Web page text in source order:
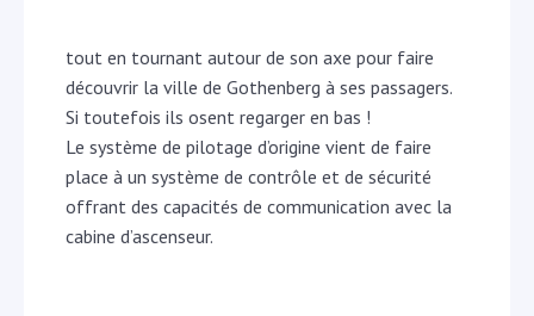
tout en tournant autour de son axe pour faire
découvrir la ville de Gothenberg à ses passagers.
Si toutefois ils osent regarger en bas !
Le système de pilotage d’origine vient de faire
place à un système de contrôle et de sécurité
offrant des capacités de communication avec la
cabine d’ascenseur.